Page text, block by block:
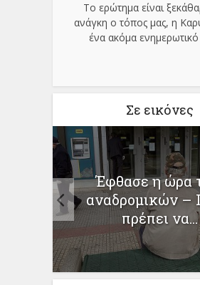
Το ερώτημα είναι
ανάγκη ο τόπος μας, η
ένα ακόμα
Σε εικόνες
Έφθασε η ώρα
αναδρομικών –
πρέπει να...